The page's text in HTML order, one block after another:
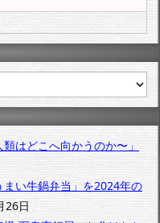
はどこへ向かうのか〜」
い牛鍋弁当」を2024年の
26日